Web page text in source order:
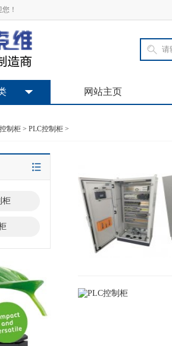
！
网站主页
制柜 > PLC控制柜 >
柜